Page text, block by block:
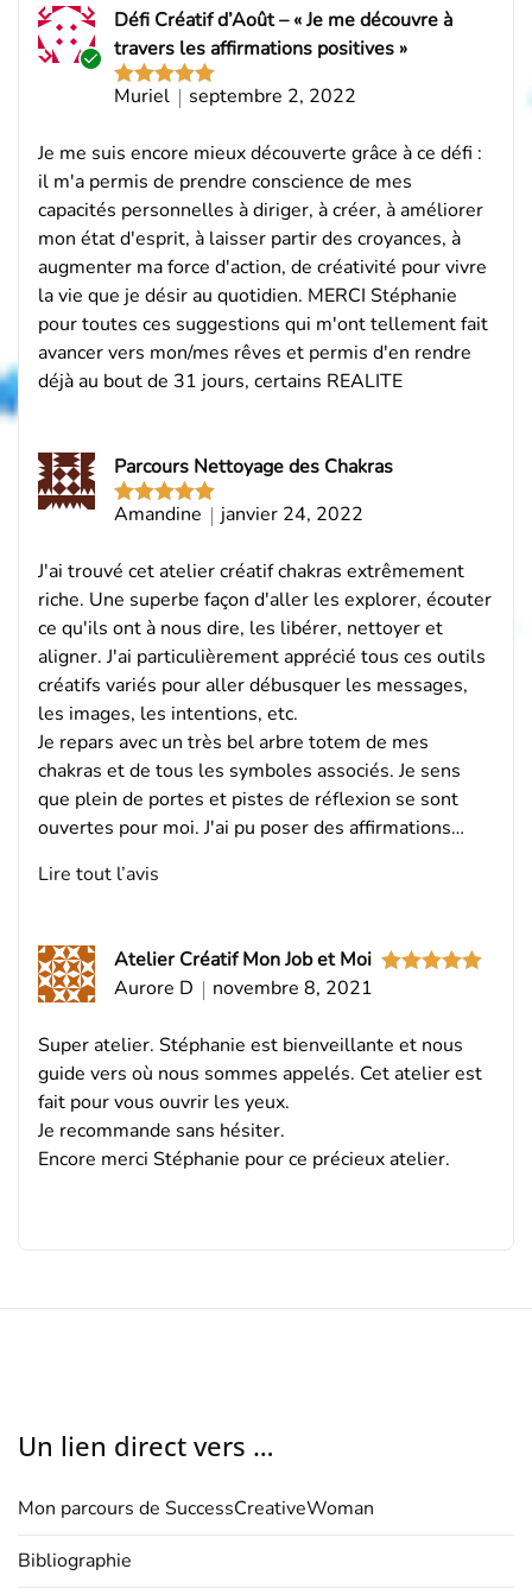
Acheteur
vérifiéNote5sur
Défi Créatif d’Août – « Je me découvre à
travers les affirmations positives »
Muriel
septembre 2, 2022
Je me suis encore mieux découverte grâce à ce défi :
il m'a permis de prendre conscience de mes
capacités personnelles à diriger, à créer, à améliorer
mon état d'esprit, à laisser partir des croyances, à
augmenter ma force d'action, de créativité pour vivre
la vie que je désir au quotidien. MERCI Stéphanie
pour toutes ces suggestions qui m'ont tellement fait
avancer vers mon/mes rêves et permis d'en rendre
déjà au bout de 31 jours, certains REALITE
Note5sur
Parcours Nettoyage des Chakras
Amandine
janvier 24, 2022
J'ai trouvé cet atelier créatif chakras extrêmement
riche. Une superbe façon d'aller les explorer, écouter
ce qu'ils ont à nous dire, les libérer, nettoyer et
aligner. J'ai particulièrement apprécié tous ces outils
créatifs variés pour aller débusquer les messages,
les images, les intentions, etc.
Je repars avec un très bel arbre totem de mes
chakras et de tous les symboles associés. Je sens
que plein de portes et pistes de réflexion se sont
ouvertes pour moi. J'ai pu poser des affirmations…
Lire tout l’avis
Atelier Créatif Mon Job et Moi
Aurore D
novembre 8, 2021
Super atelier. Stéphanie est bienveillante et nous
guide vers où nous sommes appelés. Cet atelier est
fait pour vous ouvrir les yeux.
Je recommande sans hésiter.
Encore merci Stéphanie pour ce précieux atelier.
Un lien direct vers …
Mon parcours de SuccessCreativeWoman
Bibliographie